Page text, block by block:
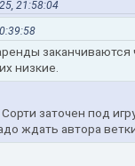
21:58:04
низкие.
заточен под
ждать автора